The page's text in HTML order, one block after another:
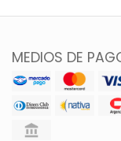
MEDIOS DE